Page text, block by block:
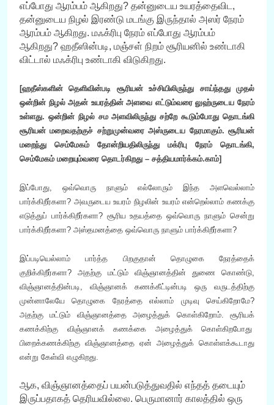
எப்போது ஆரம்பம் ஆகிறது? தன்னுடைய உயரத்தைவிட,
தன்னுடைய நிழல் இரண்டு மடங்கு இருந்தால் அஸர் நேரம்
ஆரம்பம் ஆகிறது. மஃக்ரிபு நேரம் எப்போது ஆரம்பம்
ஆகிறது? ஹதீஸின்படி, மஞ்சள் நிறம் சூரியனில் உண்டாகி
விட்டால் மஃக்ரிபு உண்டாகி விடுகிறது.
[ஹதீஸ்களின் தெளிவின்படி சூரியன் உச்சியிலிருந்து சாய்ந்தது முதல்
ஒன்றின் நிழல் அதன் உயரத்தின் அளவை எட்டும்வரை லுஹ்ருடைய நேரம்
உள்ளது. ஒன்றின் நிழல் சம அளவிலிருந்து சற்றே கூடும்போது தொடங்கி
சூரியன் மறைவதற்குச் சற்றுமுன்வரை அஸ்ருடைய நேரமாகும். சூரியன்
மறைந்து செம்மேகம் தோன்றியதிலிருந்து மக்ரிபு நேரம் தொடங்கி,
செம்மேகம் மறையும்வரை தொடர்கிறது – சத்தியமார்க்கம்.காம்]
இப்போது, ஒவ்வொரு நாளும் எல்லோரும் இந்த அளவெல்லாம்
பார்க்கிறீர்களா? அவருடைய உயரம் நிழலின் உயரம் என்றெல்லாம் கணக்கு
எடுத்துப் பார்க்கிறீர்களா? சூரிய உதயத்தை ஒவ்வொரு நாளும் சென்று
பார்க்கிறீர்களா? அஸ்தமனத்தை ஒவ்வொரு நாளும் பார்க்கிறீர்களா?
இப்படியெல்லாம் பார்த்த பிறகுதான் தொழுகை நேரத்தைக்
குறிக்கிறீர்களா? அதற்கு மட்டும் விஞ்ஞானத்தின் துணை கொண்டு,
விஞ்ஞானத்தின்படி, விஞ்ஞானக் கணக்கீட்டின்படி ஒரு வருடத்திற்கு
முன்னாலேயே தொழுகை நேரத்தை எல்லாம் முடிவு செய்கிறோமே?
அதற்கு மட்டும் விஞ்ஞானத்தை அழைத்துக் கொள்கிறோம். சூரியக்
கணக்கிற்கு விஞ்ஞானக் கணக்கை அழைத்துக் கொள்கிறபோது
பிறைக்கணக்கிற்கு விஞ்ஞானத்தை ஏன் அழைத்துக் கொள்ளக்கூடாது
என்று கேள்வி எழுகிறது.
ஆக, விஞ்ஞானத்தைப் பயன்படுத்துவதில் எந்தத் தடையும்
இருப்பதாகத் தெரியவில்லை. பெருமானார் காலத்தில் ஒரு